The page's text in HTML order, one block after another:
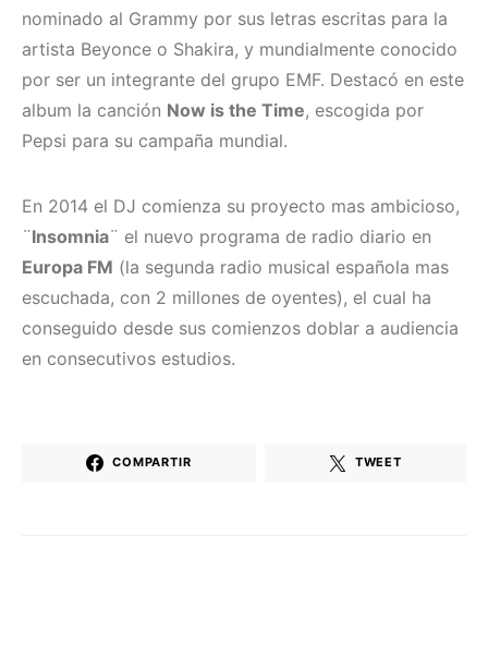
nominado al Grammy por sus letras escritas para la
artista Beyonce o Shakira, y mundialmente conocido
por ser un integrante del grupo EMF. Destacó en este
album la canción Now is the Time, escogida por
Pepsi para su campaña mundial.
En 2014 el DJ comienza su proyecto mas ambicioso,
¨Insomnia¨ el nuevo programa de radio diario en
Europa FM (la segunda radio musical española mas
escuchada, con 2 millones de oyentes), el cual ha
conseguido desde sus comienzos doblar a audiencia
en consecutivos estudios.
COMPARTIR TWEET